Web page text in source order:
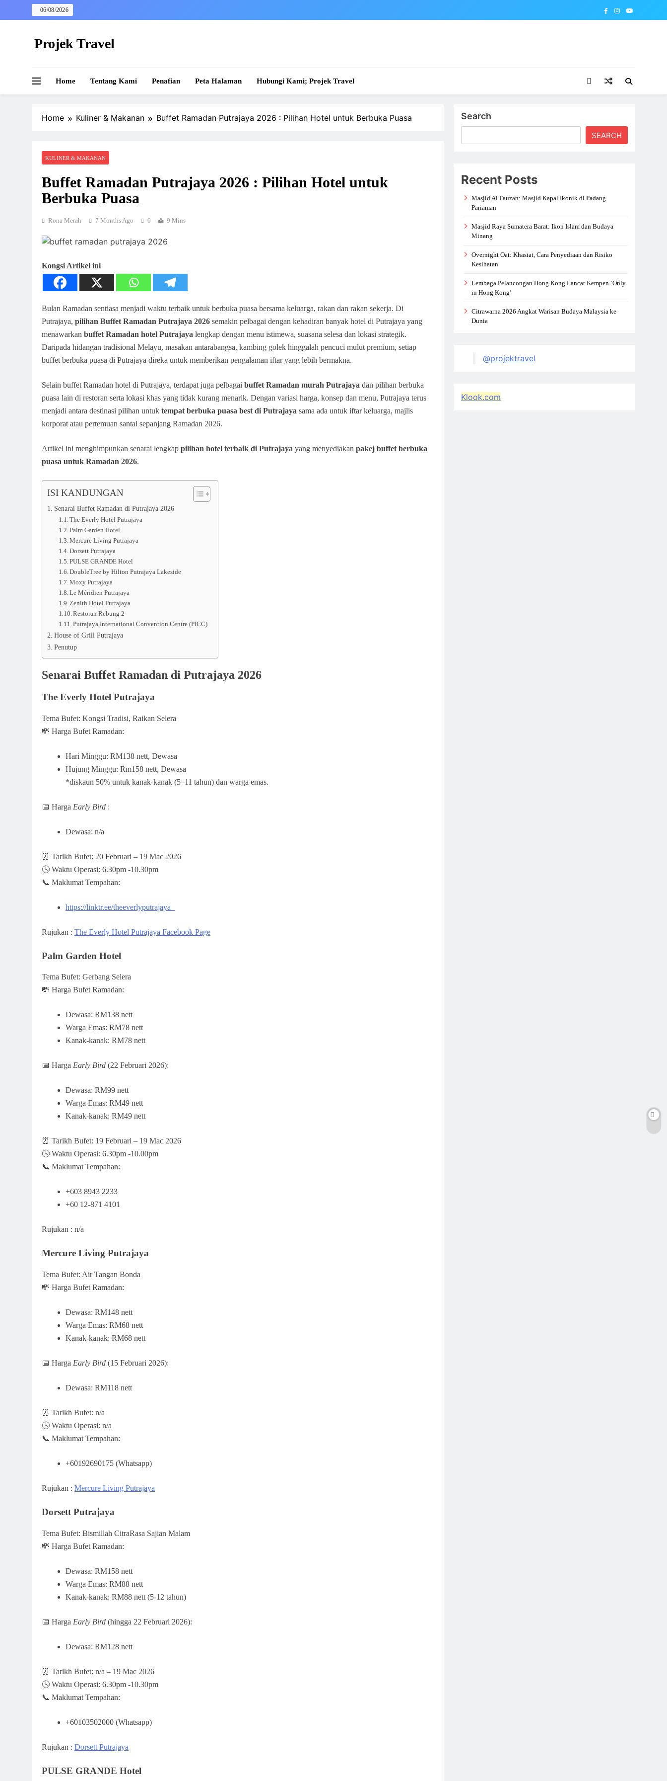
to
06/08/2026
Projek Travel
Home Tentang Kami Penafian Peta Halaman Hubungi Kami; Projek Travel
Home Kuliner & Makanan Buffet Ramadan Putrajaya 2026 : Pilihan Hotel untuk Berbuka Puasa
KULINER & MAKANAN
Buffet Ramadan Putrajaya 2026 : Pilihan Hotel untuk
Berbuka Puasa
Rona Merah 7 Months Ago 0 9 Mins
Kongsi Artikel ini
Bulan Ramadan sentiasa menjadi waktu terbaik untuk berbuka puasa bersama keluarga, rakan dan rakan sekerja. Di
Putrajaya, pilihan Buffet Ramadan Putrajaya 2026 semakin pelbagai dengan kehadiran banyak hotel di Putrajaya yang
menawarkan buffet Ramadan hotel Putrajaya lengkap dengan menu istimewa, suasana selesa dan lokasi strategik.
Daripada hidangan tradisional Melayu, masakan antarabangsa, kambing golek hinggalah pencuci mulut premium, setiap
buffet berbuka puasa di Putrajaya direka untuk memberikan pengalaman iftar yang lebih bermakna.
Selain buffet Ramadan hotel di Putrajaya, terdapat juga pelbagai buffet Ramadan murah Putrajaya dan pilihan berbuka
puasa lain di restoran serta lokasi khas yang tidak kurang menarik. Dengan variasi harga, konsep dan menu, Putrajaya terus
menjadi antara destinasi pilihan untuk tempat berbuka puasa best di Putrajaya sama ada untuk iftar keluarga, majlis
korporat atau pertemuan santai sepanjang Ramadan 2026.
Artikel ini menghimpunkan senarai lengkap pilihan hotel terbaik di Putrajaya yang menyediakan pakej buffet berbuka
puasa untuk Ramadan 2026.
ISI KANDUNGAN
Senarai Buffet Ramadan di Putrajaya 2026
The Everly Hotel Putrajaya
Palm Garden Hotel
Mercure Living Putrajaya
Dorsett Putrajaya
PULSE GRANDE Hotel
DoubleTree by Hilton Putrajaya Lakeside
Moxy Putrajaya
Le Méridien Putrajaya
Zenith Hotel Putrajaya
Restoran Rebung 2
Putrajaya International Convention Centre (PICC)
House of Grill Putrajaya
Penutup
Senarai Buffet Ramadan di Putrajaya 2026
The Everly Hotel Putrajaya
Tema Bufet: Kongsi Tradisi, Raikan Selera
💸 Harga Bufet Ramadan:
Hari Minggu: RM138 nett, Dewasa
Hujung Minggu: Rm158 nett, Dewasa
*diskaun 50% untuk kanak-kanak (5–11 tahun) dan warga emas.
📅 Harga Early Bird :
Dewasa: n/a
⏰ Tarikh Bufet: 20 Februari – 19 Mac 2026
🕓 Waktu Operasi: 6.30pm -10.30pm
📞 Maklumat Tempahan:
https://linktr.ee/theeverlyputrajaya_
Rujukan : The Everly Hotel Putrajaya Facebook Page
Palm Garden Hotel
Tema Bufet: Gerbang Selera
💸 Harga Bufet Ramadan:
Dewasa: RM138 nett
Warga Emas: RM78 nett
Kanak-kanak: RM78 nett
📅 Harga Early Bird (22 Februari 2026):
Dewasa: RM99 nett
Warga Emas: RM49 nett
Kanak-kanak: RM49 nett
⏰ Tarikh Bufet: 19 Februari – 19 Mac 2026
🕓 Waktu Operasi: 6.30pm -10.00pm
📞 Maklumat Tempahan:
+603 8943 2233
+60 12-871 4101
Rujukan : n/a
Mercure Living Putrajaya
Tema Bufet: Air Tangan Bonda
💸 Harga Bufet Ramadan:
Dewasa: RM148 nett
Warga Emas: RM68 nett
Kanak-kanak: RM68 nett
📅 Harga Early Bird (15 Februari 2026):
Dewasa: RM118 nett
⏰ Tarikh Bufet: n/a
🕓 Waktu Operasi: n/a
📞 Maklumat Tempahan:
+60192690175 (Whatsapp)
Rujukan : Mercure Living Putrajaya
Dorsett Putrajaya
Tema Bufet: Bismillah CitraRasa Sajian Malam
💸 Harga Bufet Ramadan:
Dewasa: RM158 nett
Warga Emas: RM88 nett
Kanak-kanak: RM88 nett (5-12 tahun)
📅 Harga Early Bird (hingga 22 Februari 2026):
Dewasa: RM128 nett
⏰ Tarikh Bufet: n/a – 19 Mac 2026
🕓 Waktu Operasi: 6.30pm -10.30pm
📞 Maklumat Tempahan:
+60103502000 (Whatsapp)
Rujukan : Dorsett Putrajaya
PULSE GRANDE Hotel
Search
SEARCH
Recent Posts
Masjid Al Fauzan: Masjid Kapal Ikonik di Padang
Pariaman
Masjid Raya Sumatera Barat: Ikon Islam dan Budaya
Minang
Overnight Oat: Khasiat, Cara Penyediaan dan Risiko
Kesihatan
Lembaga Pelancongan Hong Kong Lancar Kempen ‘Only
in Hong Kong’
Citrawarna 2026 Angkat Warisan Budaya Malaysia ke
Dunia
@projektravel
Klook.com